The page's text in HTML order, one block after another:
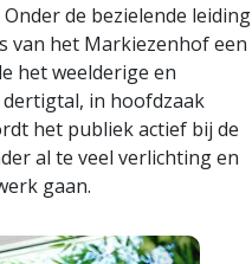
de bezielende leiding
van het Markiezenhof een
het weelderige en
dertigtal, in hoofdzaak
het publiek actief bij de
al te veel verlichting en
gaan.